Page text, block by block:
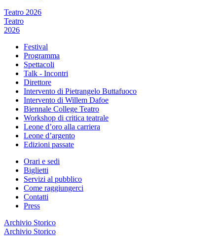
Teatro 2026
Teatro
2026
Festival
Programma
Spettacoli
Talk - Incontri
Direttore
Intervento di Pietrangelo Buttafuoco
Intervento di Willem Dafoe
Biennale College Teatro
Workshop di critica teatrale
Leone d’oro alla carriera
Leone d’argento
Edizioni passate
Orari e sedi
Biglietti
Servizi al pubblico
Come raggiungerci
Contatti
Press
Archivio Storico
Archivio Storico